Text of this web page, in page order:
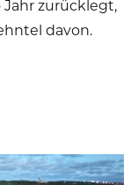
Jahr zurücklegt,
davon.